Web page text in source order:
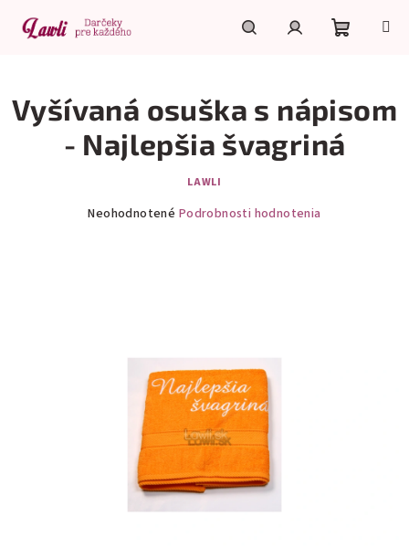
obsah
košík
Vyšívaná osuška s nápisom
- Najlepšia švagriná
LAWLI
Neohodnotené Podrobnosti hodnotenia